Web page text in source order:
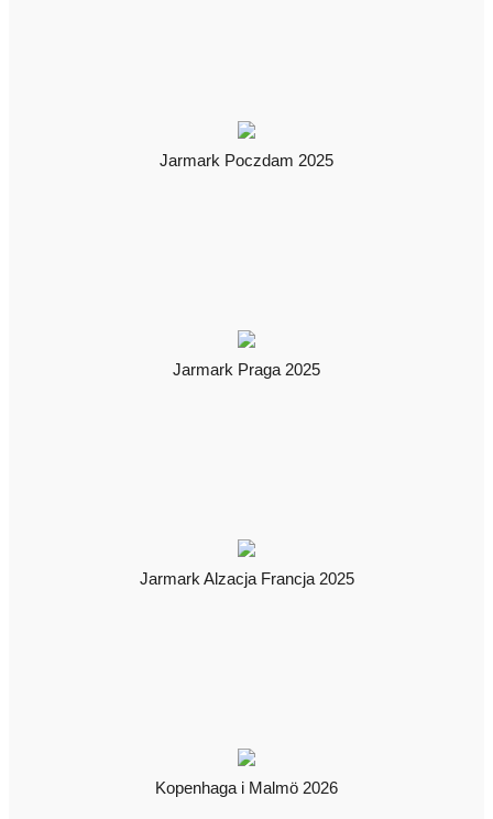
Jarmark Poczdam 2025
Jarmark Praga 2025
Jarmark Alzacja Francja 2025
Kopenhaga i Malmö 2026